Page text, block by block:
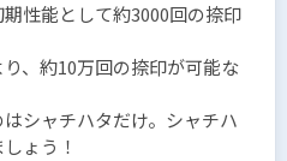
性能として約3000回の捺印
、約10万回の捺印が可能な
シャチハタだけ。シャチハ
ょう！